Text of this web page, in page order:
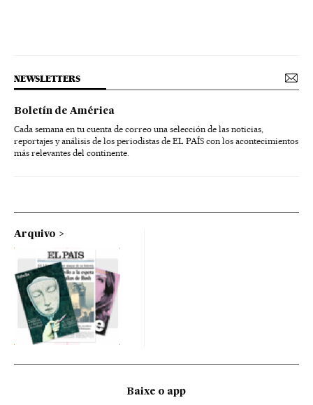
NEWSLETTERS
Boletín de América
Cada semana en tu cuenta de correo una selección de las noticias,
reportajes y análisis de los periodistas de EL PAÍS con los acontecimientos
más relevantes del continente.
Arquivo
Baixe o app